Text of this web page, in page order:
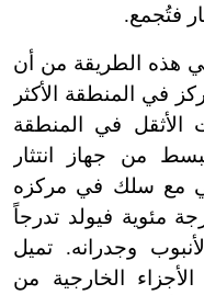
فتُجمع.
هذه الطريقة من أن
في المنطقة الأكثر
الأثقل في المنطقة
من جهاز انتثار
مع سلك في مركزه
بالكهرباء إلى نحو 500 درجة مئوية فيولد تدرجاً
وجدرانه. تميل
الخارجية من